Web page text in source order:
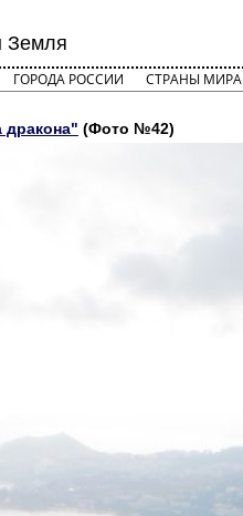
Земля
ГОРОДА РОССИИ СТРАНЫ МИРА
дракона" (Фото №42)